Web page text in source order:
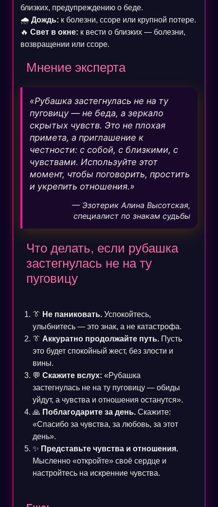
близких, предупреждению о беде.
🌧️ Дождь: к болезни, ссоре или крупной потере.
🔥 Свет в окне: к вести о близких — болезни,
возвращении или ссоре.
Мнение эксперта
«Рубашка застегнулась не на ту
пуговицу — не беда, а зеркало
скрытых чувств. Это не плохая
примета, а приглашение к
честности: с собой, с близкими, с
чувствами. Используйте этот
момент, чтобы поговорить, простить
и укрепить отношения.»
— Эзотерик Алина Высотская,
специалист по знакам судьбы
Что делать, если рубашка
застегнулась не на ту
пуговицу
👔 Не паниковать.Успокойтесь,
улыбнитесь — это знак, а не катастрофа.
👔 Аккуратно продолжайте путь.Пусть
это будет спокойный жест, без злости и
вины.
💬 Скажите вслух: «Рубашка
застегнулась не на ту пуговицу — обиды
уйдут, а чувства и отношения останутся».
🙏 Поблагодарите за день.Скажите:
«Спасибо за чувства, за любовь, за этот
день».
✨ Представьте чувства и отношения.
Мысленно «откройте» своё сердце и
настройтесь на искренние чувства.